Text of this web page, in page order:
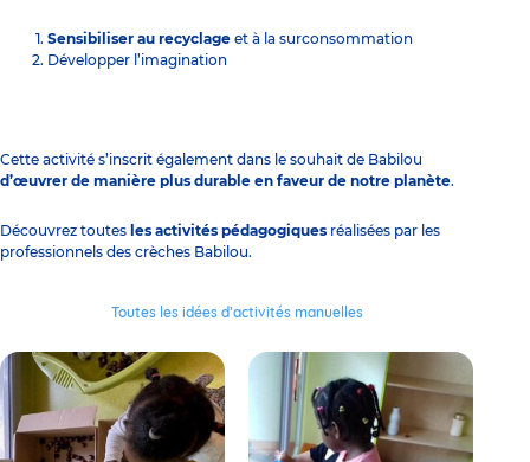
Sensibiliser au recyclage et à la surconsommation
Développer l’imagination
Cette activité s’inscrit également dans le souhait de Babilou
d’œuvrer de manière plus durable en faveur de notre planète.
Découvrez toutes les activités pédagogiques réalisées par les
professionnels des crèches Babilou.
Toutes les idées d’activités manuelles